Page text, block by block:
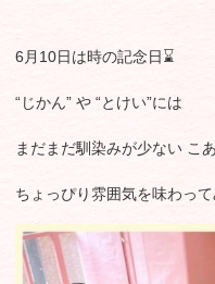
6月10日は時の記念日⌛️
“じかん” や “とけい”には
まだまだ馴染みが少ない こ
ちょっぴり雰囲気を味わっ